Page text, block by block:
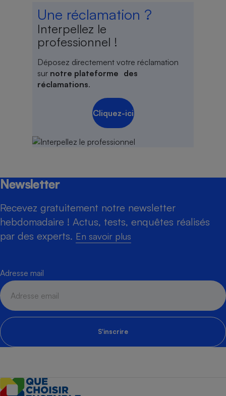
Une réclamation ?
Interpellez le
professionnel !
Déposez directement votre réclamation
sur notre plateforme des
réclamations.
Cliquez-ici
Newsletter
Recevez gratuitement notre newsletter
hebdomadaire ! Actus, tests, enquêtes réalisés
par des experts. En savoir plus
Adresse mail
S'inscrire